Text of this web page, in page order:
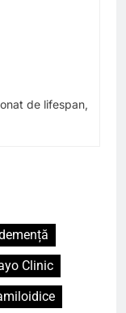
de lifespan,
Clinic